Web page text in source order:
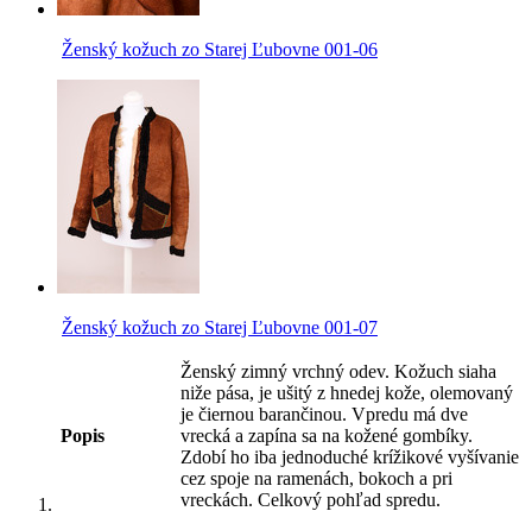
Ženský kožuch zo Starej Ľubovne 001-06
Ženský kožuch zo Starej Ľubovne 001-07
Popis
Ženský zimný vrchný odev. Kožuch siaha
niže pása, je ušitý z hnedej kože, olemovaný
je čiernou barančinou. Vpredu má dve
vrecká a zapína sa na kožené gombíky.
Zdobí ho iba jednoduché krížikové vyšívanie
cez spoje na ramenách, bokoch a pri
vreckách. Celkový pohľad spredu.